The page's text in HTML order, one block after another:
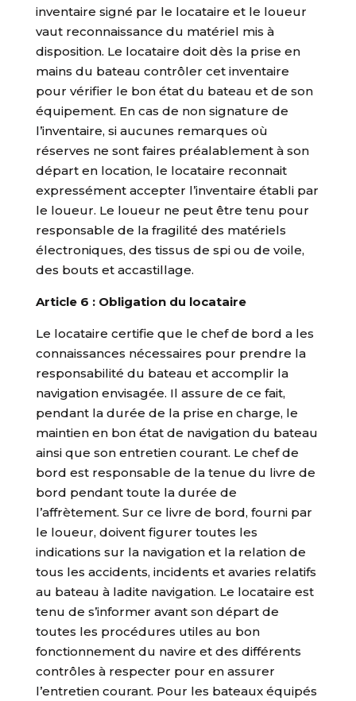
inventaire signé par le locataire et le loueur
vaut reconnaissance du matériel mis à
disposition. Le locataire doit dès la prise en
mains du bateau contrôler cet inventaire
pour vérifier le bon état du bateau et de son
équipement. En cas de non signature de
l’inventaire, si aucunes remarques où
réserves ne sont faires préalablement à son
départ en location, le locataire reconnait
expressément accepter l’inventaire établi par
le loueur. Le loueur ne peut être tenu pour
responsable de la fragilité des matériels
électroniques, des tissus de spi ou de voile,
des bouts et accastillage.
Article 6 : Obligation du locataire
Le locataire certifie que le chef de bord a les
connaissances nécessaires pour prendre la
responsabilité du bateau et accomplir la
navigation envisagée. Il assure de ce fait,
pendant la durée de la prise en charge, le
maintien en bon état de navigation du bateau
ainsi que son entretien courant. Le chef de
bord est responsable de la tenue du livre de
bord pendant toute la durée de
l’affrètement. Sur ce livre de bord, fourni par
le loueur, doivent figurer toutes les
indications sur la navigation et la relation de
tous les accidents, incidents et avaries relatifs
au bateau à ladite navigation. Le locataire est
tenu de s’informer avant son départ de
toutes les procédures utiles au bon
fonctionnement du navire et des différents
contrôles à respecter pour en assurer
l’entretien courant. Pour les bateaux équipés